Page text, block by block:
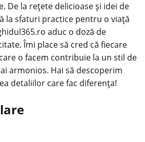
De la rețete delicioase și idei de
la sfaturi practice pentru o viață
aduc o doză de
Îmi place să cred că fiecare
o facem contribuie la un stil de
armonios. Hai să descoperim
detaliilor care fac diferența!